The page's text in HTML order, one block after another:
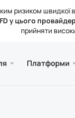
ризиком
у цього
прийняти
Платформи